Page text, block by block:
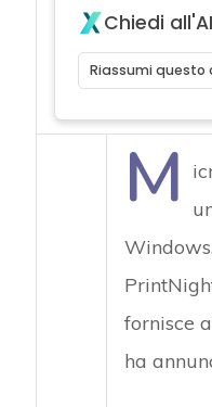
Chiedi all'AI
Riassumi questo
M
fornisce
ha